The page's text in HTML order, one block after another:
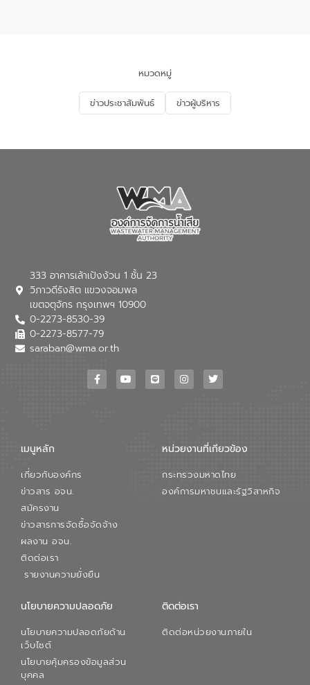
ด้านน้ำของประเทศ และเตรียมความพร้อม
รองรับการเติบโตของเมือง รวมถึงการ
ลงทุนในอุตสาหกรรมแห่งอนาคต ตลอดจน
มุ่งตอบโจทย์ความท้าทายจากวิกฤตการ
ในครั้งนี้เป็นการดึงจุดแข็งและความ
(อจน.) มาผสานกับประสบการณ์และ
เทคโนโลยีโครงข่ายน้ำครบวงจรในพื้นที่ EEC
ของอีสท์ วอเตอร์ เพื่อร่วมกันศึกษา
เทคโนโลยีการปรับปรุงคุณภาพน้ำ (Water
Reuse) และพัฒนารูปแบบการดำเนินงาน
ใช้น้ำที่พุ่งสูงขึ้นจากการขยายตัวของ
การองค์การจัดการน้ำเสีย กล่าวถึงภารกิจ
เพื่อสนับสนุนการพัฒนาเมืองอย่างยั่งยืน
ขณะที่ นายบดินทร์ อุดล กรรมการผู้อำนวย
สมดุลทางเศรษฐกิจและสิ่งแวดล้อมได้อย่าง
ภาคเอกชนในครั้งนี้ นับเป็นก้าวสำคัญของ
องค์การจัดการน้ำเสีย (อจน.) ในการร่วมวาง
หมวดหมู่
ข่าวประชาสัมพันธ์ ข่าวผู้บริหาร
333 อาคารเล้าเป้งง้วน 1 ชั้น 23
วิภาวดีรังสิต แขวงจอมพล
เขตจตุจักร กรุงเทพฯ 10900
0-2273-8530-39
0-2273-8577-79
saraban@wma.or.th
เมนูหลัก
เกี่ยวกับองค์กร
ข่าวสาร อจน.
สมัครงาน
ข่าวสารการจัดซื้อจัดจ้าง
ผลงาน อจน.
ติดต่อเรา
รายงานความยั่งยืน
หน่วยงานที่เกียวข้อง
กระทรวงมหาดไทย
องค์การมหาชนและรัฐวิสาหกิจ
นโยบายความปลอดภัย
นโยบายความปลอดภัยด้าน
เว็บไซต์
นโยบายคุ้มครองข้อมูลส่วน
บุคคล
ติดต่อเรา
ติดต่อหน่วยงานภายใน